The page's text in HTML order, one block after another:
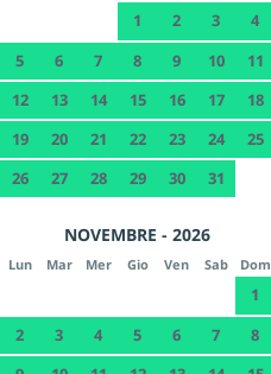
1 2 3
4
5
6 7 8 9 10
11
12
13 14 15 16 17
18
19
20 21 22 23 24
25
26
27 28 29 30 31
NOVEMBRE - 2026
Lun Mar Mer Gio Ven Sab Dom
1
2
3 4 5 6 7
8